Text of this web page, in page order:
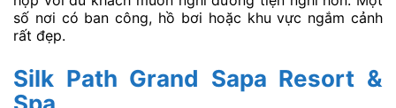
số nơi có ban công, hồ bơi hoặc khu vực ngắm cảnh
rất đẹp.
Silk Path Grand Sapa Resort &